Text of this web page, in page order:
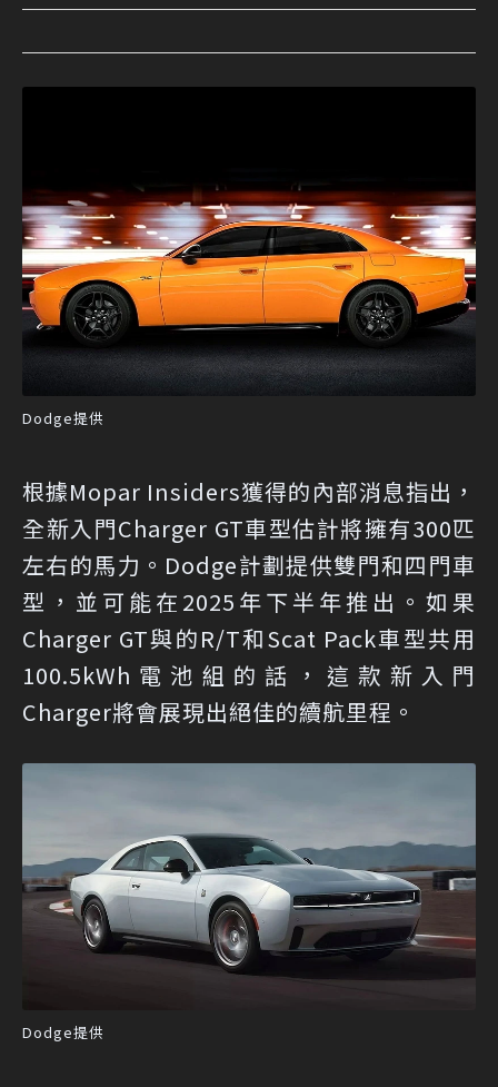
Dodge提供
根據Mopar Insiders獲得的內部消息指出，
全新入門Charger GT車型估計將擁有300匹
左右的馬力。Dodge計劃提供雙門和四門車
型，並可能在2025年下半年推出。如果
Charger GT與的R/T和Scat Pack車型共用
100.5kWh電池組的話，這款新入門
Charger將會展現出絕佳的續航里程。
Dodge提供